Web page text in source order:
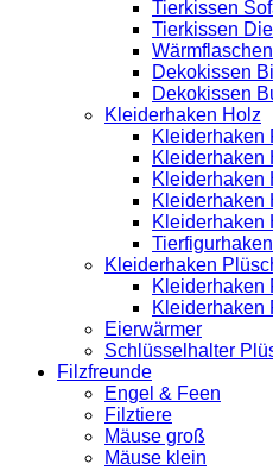
Tierkissen
Tierkissen
Dekokissen
Dekokissen
Kleiderhaken Holz
Kleiderhaken
Kleiderhaken
Kleiderhaken
Kleiderhaken
Kleiderhaken
Kleiderhaken
Kleiderhaken
Kleiderhaken
Eierwärmer
Schlüsselhalter
Filzfreunde
Engel & Feen
Filztiere
Mäuse groß
Mäuse klein